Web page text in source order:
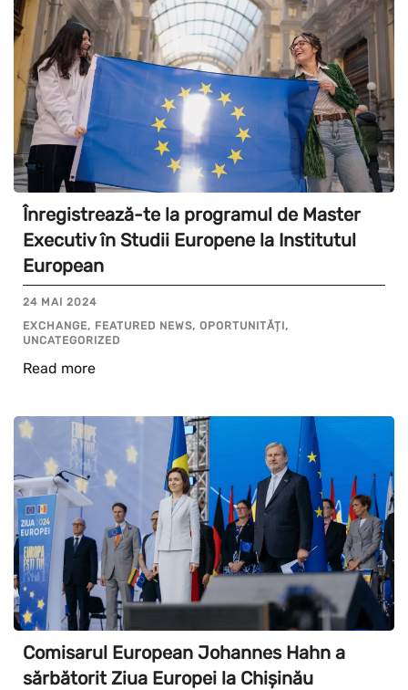
Înregistrează-te la programul de Master
Executiv în Studii Europene la Institutul
European
24 MAI 2024
EXCHANGE, FEATURED NEWS, OPORTUNITĂȚI,
UNCATEGORIZED
Read more
Comisarul European Johannes Hahn a
sărbătorit Ziua Europei la Chișinău